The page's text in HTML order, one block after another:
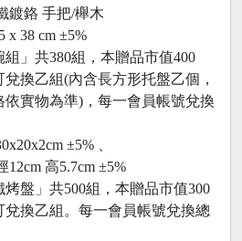
手把/櫸木
x 38 cm ±5%
」 共380組，本贈品市值400
換乙組(內含長方形托盤乙個，
實物為準)，每一會員帳號兌換
±5% 、
高5.7cm ±5%
盤」 共500組，本贈品市值300
兌換乙組。每一會員帳號兌換總